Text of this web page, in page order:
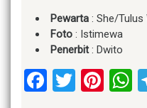
Pewarta : She/Tulus
Foto : Istimewa
Penerbit: Dwito
Facebook
Twitter